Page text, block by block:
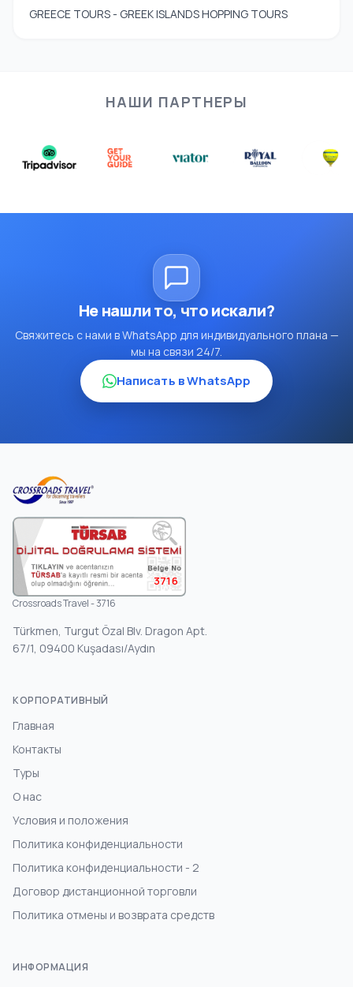
GREECE TOURS - GREEK ISLANDS HOPPING TOURS
НАШИ ПАРТНЕРЫ
Не нашли то, что искали?
Свяжитесь с нами в WhatsApp для индивидуального плана —
мы на связи 24/7.
Написать в WhatsApp
3716
Crossroads Travel - 3716
Türkmen, Turgut Özal Blv. Dragon Apt.
67/1, 09400 Kuşadası/Aydın
КОРПОРАТИВНЫЙ
Главная
Контакты
Туры
О нас
Условия и положения
Политика конфиденциальности
Политика конфиденциальности - 2
Договор дистанционной торговли
Политика отмены и возврата средств
ИНФОРМАЦИЯ